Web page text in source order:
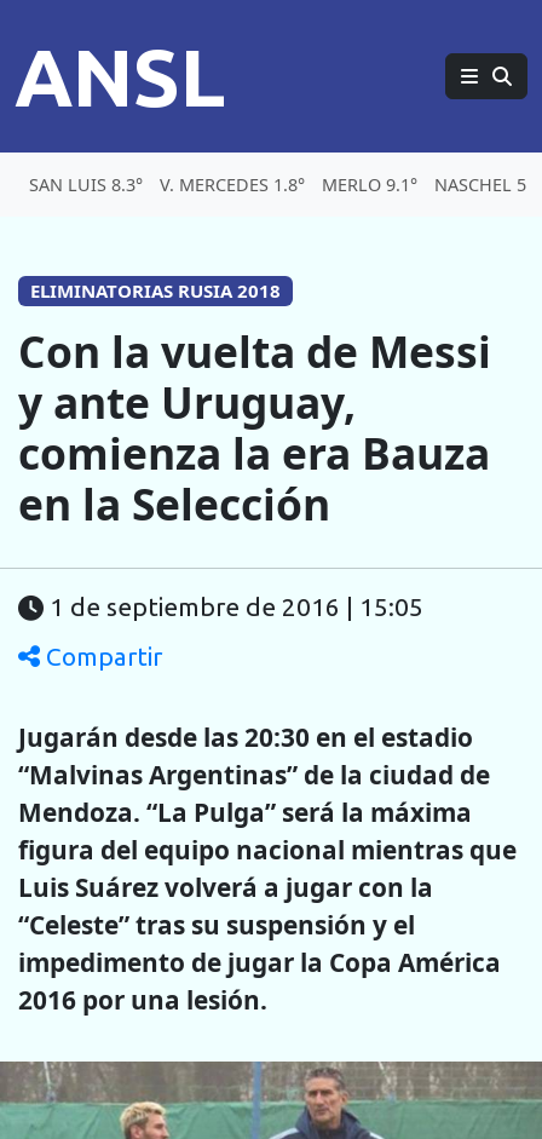
ANSL
SAN LUIS 8.3° V. MERCEDES 1.8° MERLO 9.1° NASCHEL
ELIMINATORIAS RUSIA 2018
Con la vuelta de Messi
y ante Uruguay,
comienza la era Bauza
en la Selección
1 de septiembre de 2016 | 15:05
Compartir
Jugarán desde las 20:30 en el estadio
“Malvinas Argentinas” de la ciudad de
Mendoza. “La Pulga” será la máxima
figura del equipo nacional mientras que
Luis Suárez volverá a jugar con la
“Celeste” tras su suspensión y el
impedimento de jugar la Copa América
2016 por una lesión.